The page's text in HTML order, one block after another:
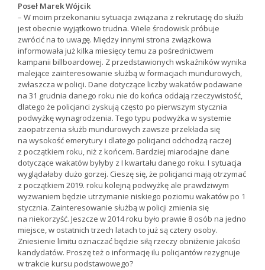
Poseł Marek Wójcik
– W moim przekonaniu sytuacja związana z rekrutację do służb
jest obecnie wyjątkowo trudna. Wiele środowisk próbuje
zwrócić na to uwagę. Między innymi strona związkowa
informowała już kilka miesięcy temu za pośrednictwem
kampanii billboardowej. Z przedstawionych wskaźników wynika
malejące zainteresowanie służbą w formacjach mundurowych,
zwłaszcza w policji. Dane dotyczące liczby wakatów podawane
na 31 grudnia danego roku nie do końca oddają rzeczywistość,
dlatego że policjanci zyskują często po pierwszym stycznia
podwyżkę wynagrodzenia. Tego typu podwyżka w systemie
zaopatrzenia służb mundurowych zawsze przekłada się
na wysokość emerytury i dlatego policjanci odchodzą raczej
z początkiem roku, niż z końcem. Bardziej miarodajne dane
dotyczące wakatów byłyby z I kwartału danego roku. I sytuacja
wyglądałaby dużo gorzej. Cieszę się, że policjanci mają otrzymać
z początkiem 2019. roku kolejną podwyżkę ale prawdziwym
wyzwaniem będzie utrzymanie niskiego poziomu wakatów po 1
stycznia. Zainteresowanie służbą w policji zmienia się
na niekorzyść. Jeszcze w 2014 roku było prawie 8 osób na jedno
miejsce, w ostatnich trzech latach to już są cztery osoby.
Zniesienie limitu oznaczać będzie siłą rzeczy obniżenie jakości
kandydatów. Proszę też o informację ilu policjantów rezygnuje
w trakcie kursu podstawowego?